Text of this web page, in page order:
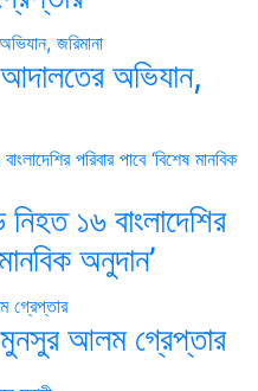
অভিযান,
১৬ বাংলাদেশির
অনুদান’
মুনসুর আলম গ্রেপ্তার